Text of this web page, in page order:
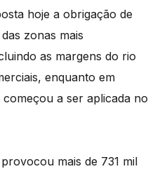
hoje a obrigação de
zonas mais
as margens do rio
enquanto em
a ser aplicada no
mais de 731 mil